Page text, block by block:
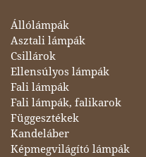
Állólámpák
Asztali lámpák
Csillárok
Ellensúlyos lámpák
Fali lámpák
Fali lámpák, falikarok
Függesztékek
Kandeláber
Képmegvilágító lámpák